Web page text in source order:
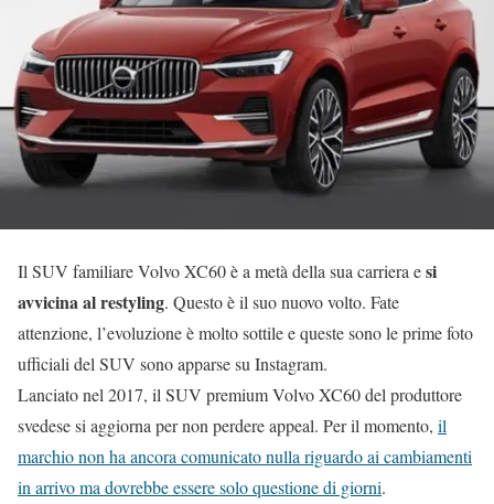
Il SUV familiare Volvo XC60 è a metà della sua carriera esi
avvicina al restyling. Questo è il suo nuovo volto. Fate
attenzione, l’evoluzione è molto sottile e queste sono le prime foto
ufficiali del SUV sono apparse su Instagram.
Lanciato nel 2017, il SUV premium Volvo XC60 del produttore
svedese si aggiorna per non perdere appeal. Per il momento, il
marchio non ha ancora comunicato nulla riguardo ai cambiamenti
in arrivo ma dovrebbe essere solo questione di giorni.